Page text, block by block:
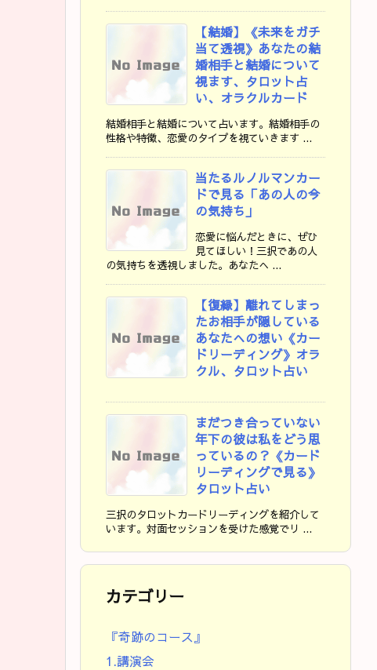
【結婚】《未来をガチ
当て透視》あなたの結
婚相手と結婚について
視ます、タロット占
い、オラクルカード
結婚相手と結婚について占います。結婚相手の
性格や特徴、恋愛のタイプを視ていきます ...
当たるルノルマンカー
ドで見る「あの人の今
の気持ち」
恋愛に悩んだときに、ぜひ
見てほしい！三択であの人
の気持ちを透視しました。あなたへ ...
【復縁】離れてしまっ
たお相手が隠している
あなたへの想い《カー
ドリーディング》オラ
クル、タロット占い
まだつき合っていない
年下の彼は私をどう思
っているの？《カード
リーディングで見る》
タロット占い
三択のタロットカードリーディングを紹介して
います。対面セッションを受けた感覚でリ ...
カテゴリー
『奇跡のコース』
1.講演会